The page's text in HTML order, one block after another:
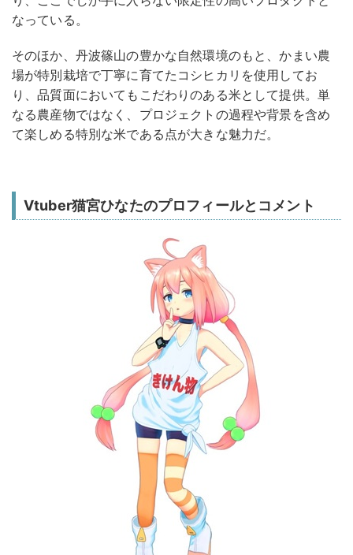
なっている。
そのほか、丹波篠山の豊かな自然環境のもと、かまい農
場が特別栽培で丁寧に育てたコシヒカリを使用してお
り、品質面においてもこだわりのある米として提供。単
なる農産物ではなく、プロジェクトの過程や背景を含め
て楽しめる特別な米である点が大きな魅力だ。
Vtuber猫宮ひなたのプロフィールとコメント